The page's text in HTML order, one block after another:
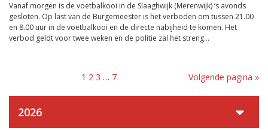
Vanaf morgen is de voetbalkooi in de Slaaghwijk (Merenwijk) ‘s avonds
gesloten. Op last van de Burgemeester is het verboden om tussen 21.00
en 8.00 uur in de voetbalkooi en de directe nabijheid te komen. Het
verbod geldt voor twee weken en de politie zal het streng...
1 2 3 … 7 Volgende pagina »
2026